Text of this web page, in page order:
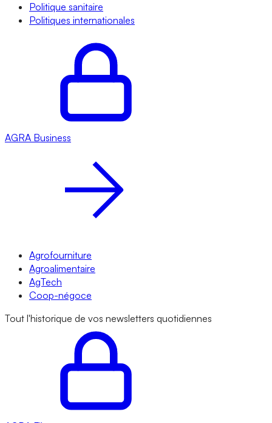
Politique sanitaire
Politiques internationales
AGRA Business
Agrofourniture
Agroalimentaire
AgTech
Coop-négoce
Tout l'historique de vos newsletters quotidiennes